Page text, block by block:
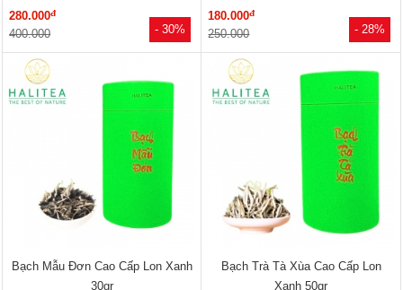
- 30%
280.000đ
400.000 - 28%
180.000đ
250.000
Bạch Mẫu Đơn Cao Cấp Lon Xanh
30gr
Bạch Trà Tà Xùa Cao Cấp Lon
Xanh 50gr